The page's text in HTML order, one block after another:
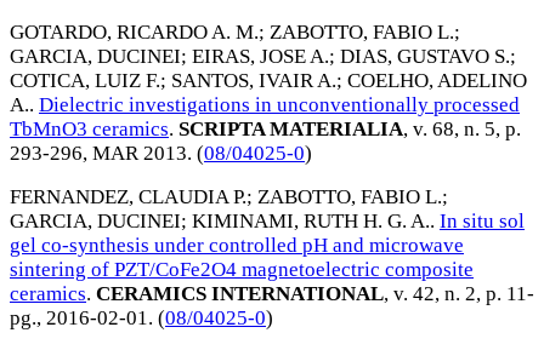
GOTARDO, RICARDO A. M.; ZABOTTO, FABIO L.;
GARCIA, DUCINEI; EIRAS, JOSE A.; DIAS, GUSTAVO S.;
COTICA, LUIZ F.; SANTOS, IVAIR A.; COELHO, ADELINO
A.. Dielectric investigations in unconventionally processed
TbMnO3 ceramics. SCRIPTA MATERIALIA, v. 68, n. 5, p.
293-296, MAR 2013. (08/04025-0)
FERNANDEZ, CLAUDIA P.; ZABOTTO, FABIO L.;
GARCIA, DUCINEI; KIMINAMI, RUTH H. G. A.. In situ sol
gel co-synthesis under controlled pH and microwave
sintering of PZT/CoFe2O4 magnetoelectric composite
ceramics. CERAMICS INTERNATIONAL, v. 42, n. 2, p. 11-
pg., 2016-02-01. (08/04025-0)